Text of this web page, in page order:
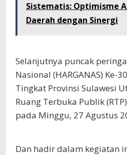
Sistematis: Optimisme
Daerah dengan Sinergi
Selanjutnya puncak
Nasional (HARGANAS) Ke-
Tingkat Provinsi Sulawesi
Ruang Terbuka Publik
pada Minggu, 27 Agustus
Dan hadir dalam kegiatan